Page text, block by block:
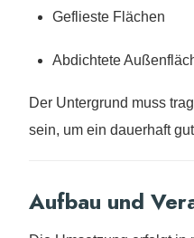
Geflieste Flächen
Abdichtete
Der Untergrund muss
sein, um ein dauerhaft
Aufbau und